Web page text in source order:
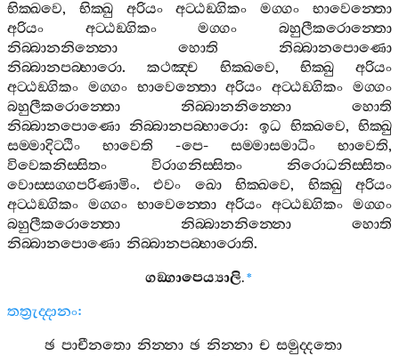
භික‍්ඛවෙ, භික‍්ඛු අරියං අට‍්ඨඞ‍්ගිකං මග‍්ගං
භාවෙන‍්තො
අරියං
අට‍්ඨඞ‍්ගිකං මග‍්ගං
බහුලීකරොන‍්තො
නිබ‍්බානනින‍්නො
හොති
නිබ‍්බානපොණො
නිබ‍්බානපබ‍්භාරො.කථඤ‍්ච භික‍්ඛවෙ, භික‍්ඛු
අරියං
අට‍්ඨඞ‍්ගිකං මග‍්ගං භාවෙන‍්තො අරියං අට‍්ඨඞ‍්ගිකං මග‍්ගං
බහුලීකරොන‍්තො
නිබ‍්බානනින‍්නො
හොති
නිබ‍්බානපොණො නිබ‍්බානපබ‍්භාරො: ඉධ භික‍්ඛවෙ, භික‍්ඛු
සම‍්මාදිට‍්ඨිං
භාවෙති -පෙ-සම‍්මාසමාධිං භාවෙති,
විවෙකනිස‍්සිතං
විරාගනිස‍්සිතං
නිරොධනිස‍්සිතං
වොස‍්සග‍්ගපරිණාමිං.එවං ඛො භික‍්ඛවෙ, භික‍්ඛු
අරියං
අට‍්ඨඞ‍්ගිකං මග‍්ගං භාවෙන‍්තො අරියං අට‍්ඨඞ‍්ගිකං මග‍්ගං
බහුලීකරොන‍්තො
නිබ‍්බානනින‍්නො
හොති
නිබ‍්බානපොණො නිබ‍්බානපබ‍්භාරොති.
ගඞ‍්ගාපෙය්‍යාලි.*
තත්‍රුද‍්දානං:
ඡ පාචීනතො නින‍්නා ඡ නින‍්නා ච සමුද‍්දතො